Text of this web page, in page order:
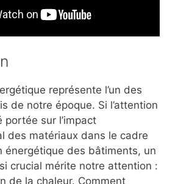
représente l’un des
de notre époque. Si l’attention
portée sur l’impact
des matériaux dans le cadre
énergétique des bâtiments, un
crucial mérite notre attention :
de la chaleur. Comment